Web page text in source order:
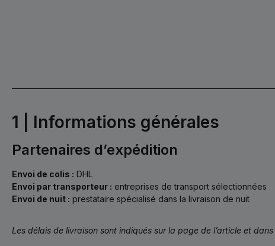
1 | Informations générales
Partenaires d’expédition
Envoi de colis : DHL
Envoi par transporteur : entreprises de transport sélectionnées
Envoi de nuit : prestataire spécialisé dans la livraison de nuit
Les délais de livraison sont indiqués sur la page de l’article et